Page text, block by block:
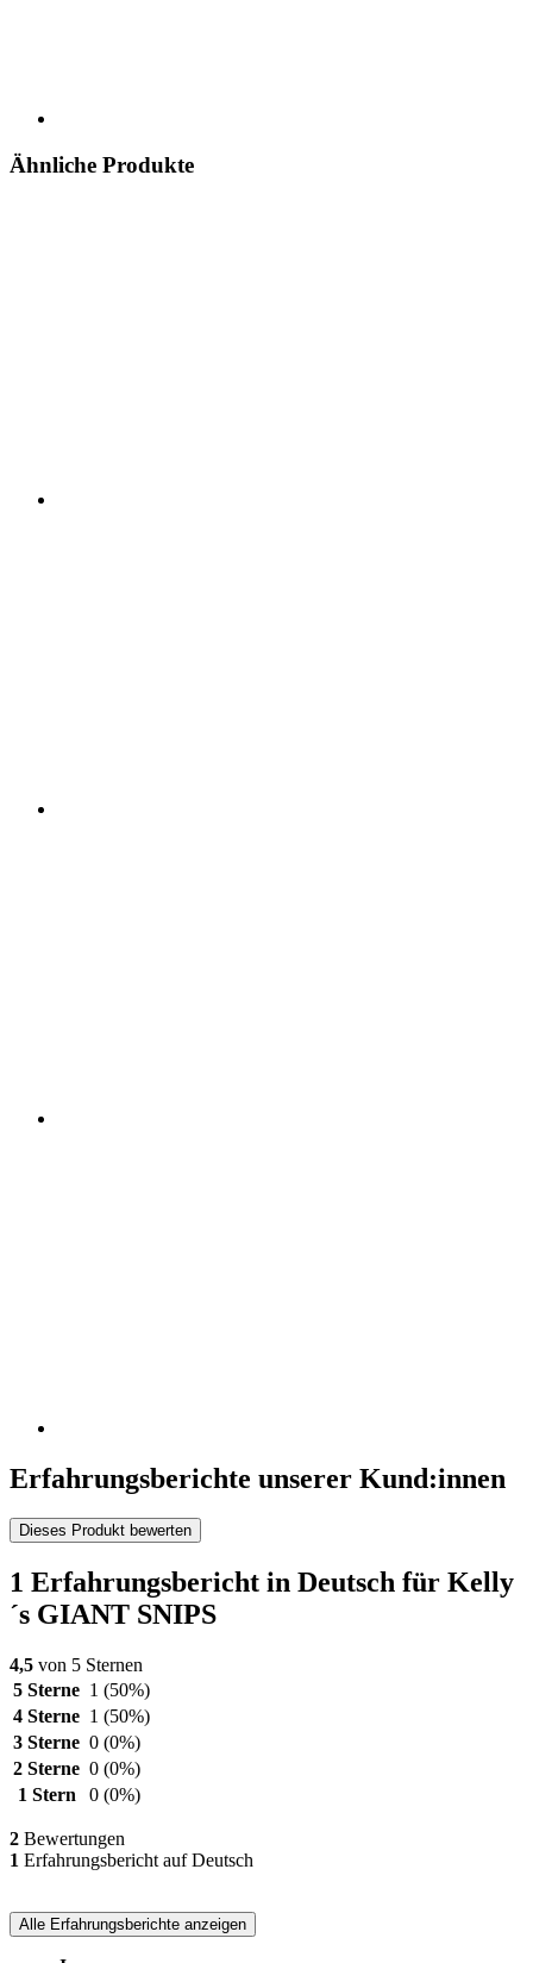
Ähnliche Produkte
Erfahrungsberichte unserer Kund:innen
Dieses Produkt bewerten
1 Erfahrungsbericht in Deutsch für Kelly
´s GIANT SNIPS
4,5 von 5 Sternen
5 Sterne 1 (50%)
4 Sterne 1 (50%)
3 Sterne 0 (0%)
2 Sterne 0 (0%)
1 Stern
0 (0%)
2 Bewertungen
1 Erfahrungsbericht auf Deutsch
Alle Erfahrungsberichte anzeigen